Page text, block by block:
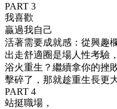
PART 3
我喜歡
贏過我自己
活著需要成就感：從興趣
出走舒適圈是場人性考驗
浴火重生？繼續拿你的挫
擊碎了，那就趁重生長更
PART 4
站挺職場，